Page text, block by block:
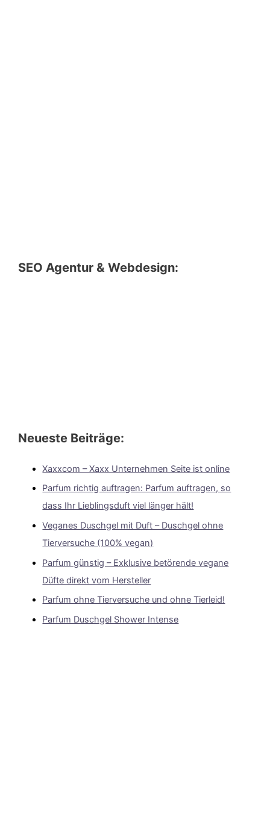
SEO Agentur & Webdesign:
Neueste Beiträge:
Xaxxcom – Xaxx Unternehmen Seite ist online
Parfum richtig auftragen: Parfum auftragen, so
dass Ihr Lieblingsduft viel länger hält!
Veganes Duschgel mit Duft – Duschgel ohne
Tierversuche (100% vegan)
Parfum günstig – Exklusive betörende vegane
Düfte direkt vom Hersteller
Parfum ohne Tierversuche und ohne Tierleid!
Parfum Duschgel Shower Intense